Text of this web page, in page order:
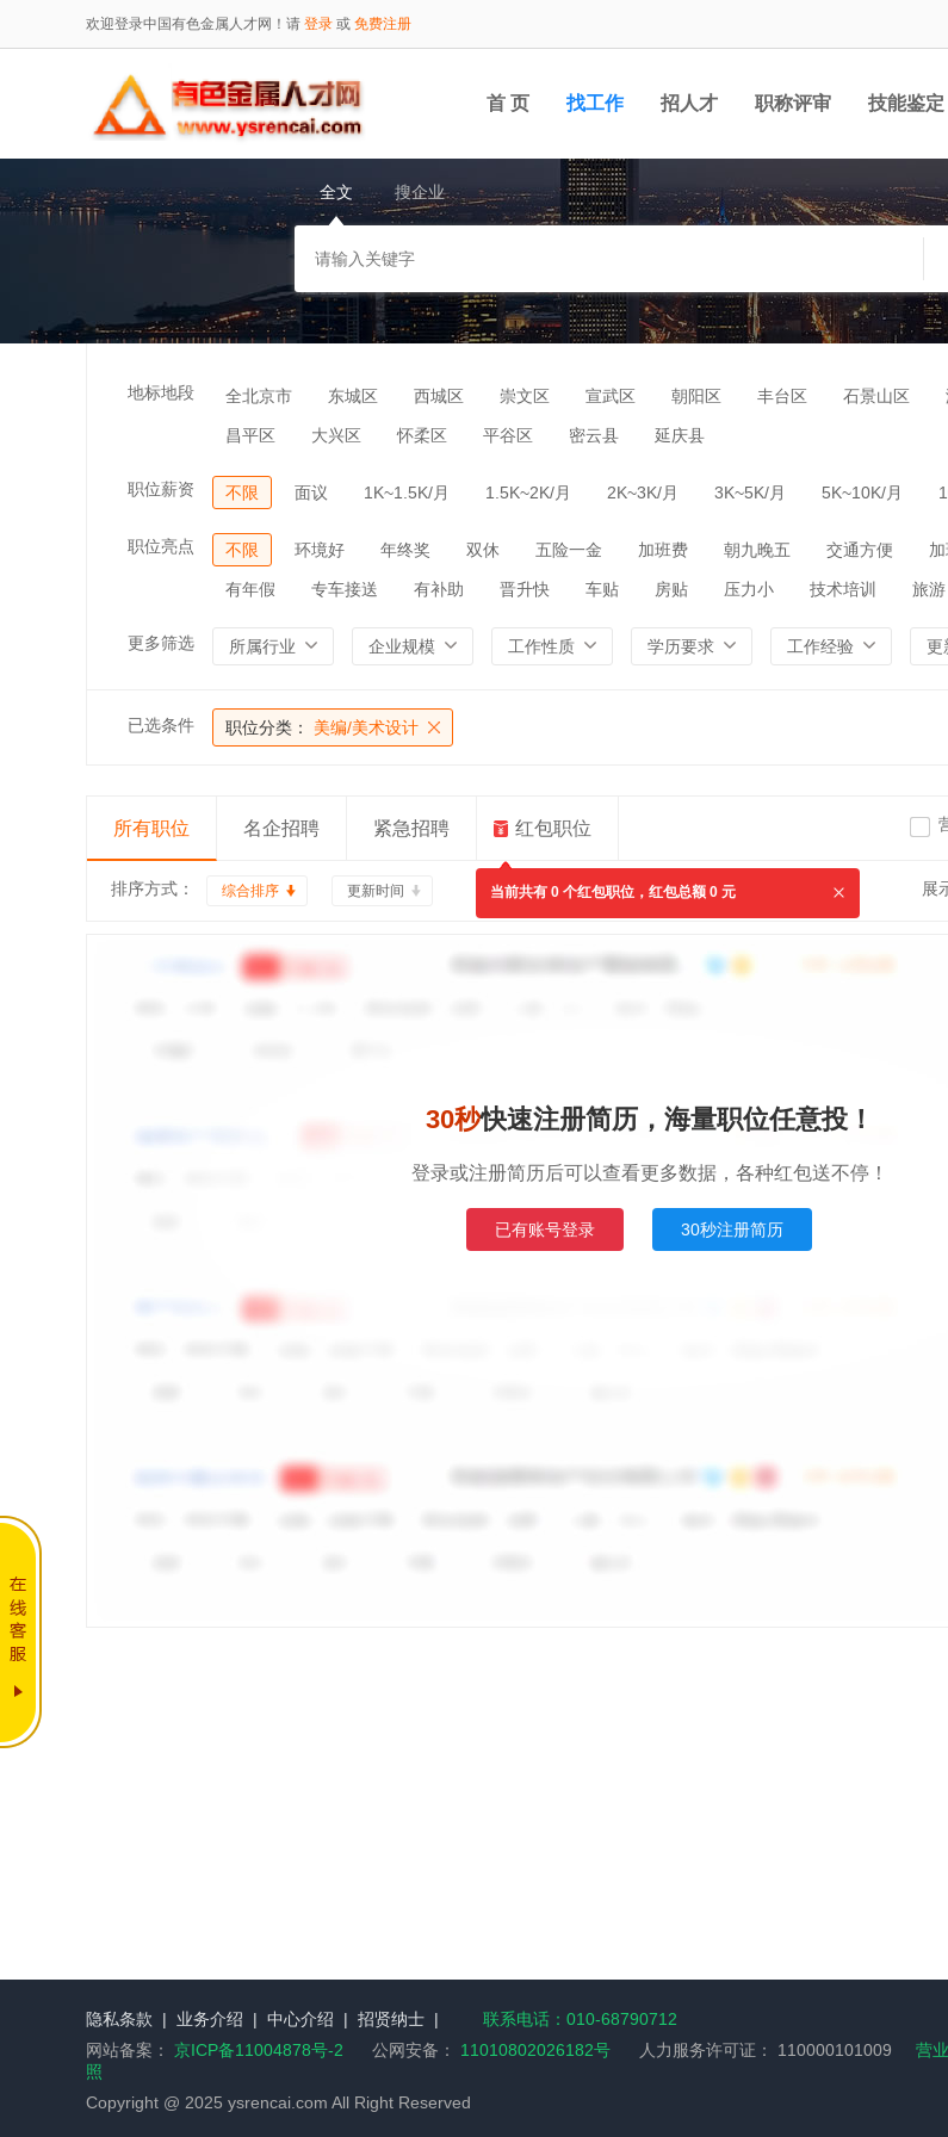
欢迎登录中国有色金属人才网！请 登录 或 免费注册
首 页 找工作 招人才 职称评审 技能鉴定
全文 搜企业
地标地段 全北京市 东城区 西城区 崇文区 宣武区 朝阳区 丰台区 石景山区
昌平区 大兴区 怀柔区 平谷区 密云县 延庆县
职位薪资 不限 面议 1K~1.5K/月 1.5K~2K/月 2K~3K/月 3K~5K/月 5K~10K/月
职位亮点 不限 环境好 年终奖 双休 五险一金 加班费 朝九晚五 交通方便
有年假 专车接送 有补助 晋升快 车贴 房贴 压力小 技术培训 旅游
更多筛选 所属行业 企业规模 工作性质 学历要求 工作经验 更
已选条件 职位分类： 美编/美术设计
所有职位 名企招聘 紧急招聘 红包职位
当前共有 0 个红包职位，红包总额 0 元
排序方式： 综合排序 更新时间 展
30秒快速注册简历，海量职位任意投！
登录或注册简历后可以查看更多数据，各种红包送不停！
已有账号登录 30秒注册简历
隐私条款 | 业务介绍 | 中心介绍 | 招贤纳士 |
联系电话：010-68790712
网站备案： 京ICP备11004878号-2 公网安备： 11010802026182号 人力服务许可证： 110000101009
营
照
Copyright @ 2025 ysrencai.com All Right Reserved